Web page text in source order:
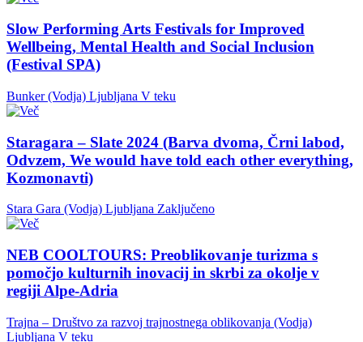
Slow Performing Arts Festivals for Improved
Wellbeing, Mental Health and Social Inclusion
(Festival SPA)
Bunker (Vodja) Ljubljana V teku
Staragara – Slate 2024 (Barva dvoma, Črni labod,
Odvzem, We would have told each other everything,
Kozmonavti)
Stara Gara (Vodja) Ljubljana Zaključeno
NEB COOLTOURS: Preoblikovanje turizma s
pomočjo kulturnih inovacij in skrbi za okolje v
regiji Alpe-Adria
Trajna – Društvo za razvoj trajnostnega oblikovanja (Vodja)
Ljubljana V teku